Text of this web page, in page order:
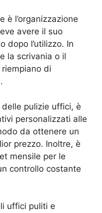
è l’organizzazione
avere il suo
dopo l’utilizzo. In
la scrivania o il
di
pulizie uffici, è
personalizzati alle
da ottenere un
prezzo. Inoltre, è
mensile per le
controllo costante
uffici puliti e